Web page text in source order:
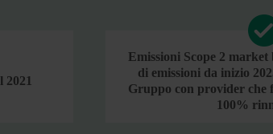
2021
Emissioni Scope 2
di emissioni da inizio
Gruppo con provider che
100%